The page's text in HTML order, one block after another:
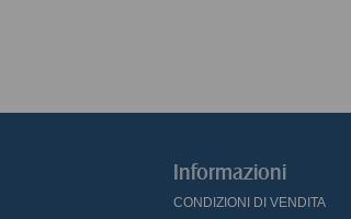
Informazioni
CONDIZIONI DI VENDITA